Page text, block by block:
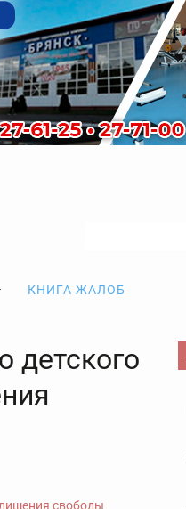
КНИГА ЖАЛОБ
детского